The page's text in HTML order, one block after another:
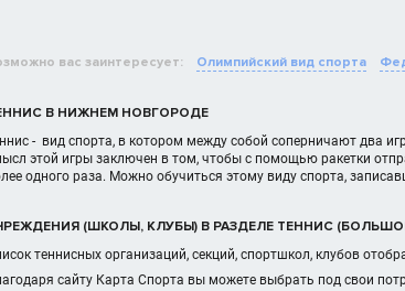
вас заинтересует: Олимпийский вид спорта
В НИЖНЕМ НОВГОРОДЕ
- вид спорта, в котором между собой соперничают два
этой игры заключен в том, чтобы с помощью ракетки
одного раза. Можно обучиться этому виду спорта,
(ШКОЛЫ, КЛУБЫ) В РАЗДЕЛЕ ТЕННИС
теннисных организаций, секций, спортшкол, клубов
сайту Карта Спорта вы можете выбрать под свои